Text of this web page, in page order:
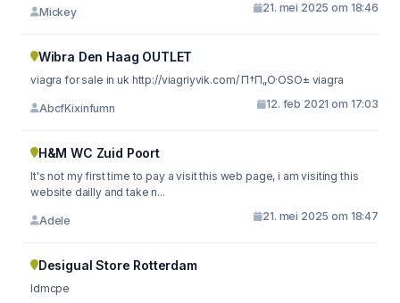
Mickey 21. mei 2025 om 18:46
Wibra Den Haag OUTLET
viagra for sale in uk http://viagriyvik.com/ П†П„О·ОЅО± viagra
AbcfKixinfumn 12. feb 2021 om 17:03
H&M WC Zuid Poort
It's not my first time to pay a visit this web page, i am visiting this
website dailly and take n...
Adele 21. mei 2025 om 18:47
Desigual Store Rotterdam
ldmcpe